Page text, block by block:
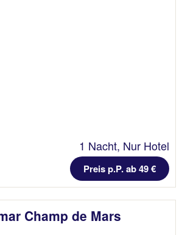
1 Nacht, Nur Hotel
Preis p.P. ab 49 €
Champ de Mars